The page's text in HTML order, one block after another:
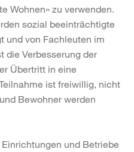
Wohnen» zu verwenden.
sozial beeinträchtigte
und von Fachleuten im
die Verbesserung der
Übertritt in eine
ist freiwillig, nicht
Bewohner werden
und Betriebe